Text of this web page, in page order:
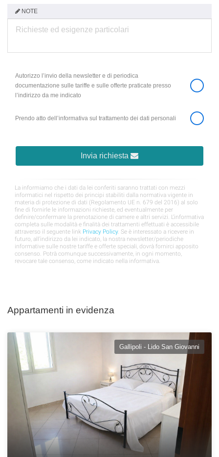
Appartamenti in evidenza
Gallipoli - Lido San Giovanni